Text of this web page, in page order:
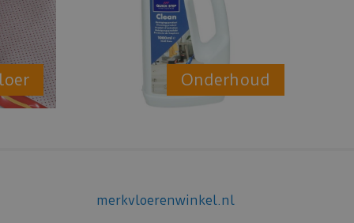
Onderhoud
merkvloerenwinkel.nl